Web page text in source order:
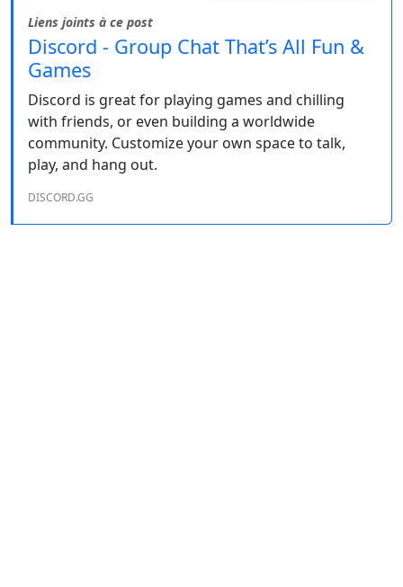
Liens joints à ce post
Discord - Group Chat That’s All Fun &
Games
Discord is great for playing games and chilling
with friends, or even building a worldwide
community. Customize your own space to talk,
play, and hang out.
DISCORD.GG